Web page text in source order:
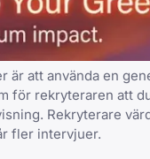
är att använda en
för rekryteraren att
Rekryterare
fler intervjuer.